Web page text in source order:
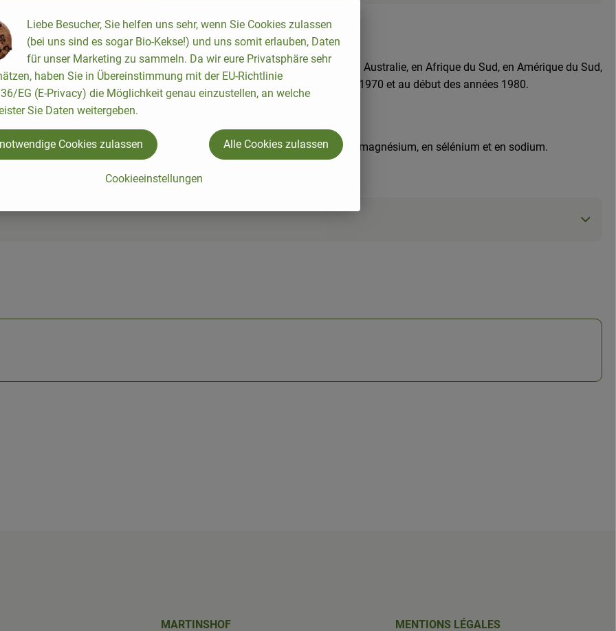
recette appropriée n'a été trouvée.
qu'il est le plus cultivé. Aujourd'hui, ils sont également cultivés en Australie, en Afrique du Sud, en Amérique du Sud,
kiwis étaient considérés comme un fruit à la mode à la fin des années 1970 et au début des années 1980.
et plus sucré.
calcium, en potassium, en phosphore, en zinc, en fer, en manganèse, en magnésium, en sélénium et en sodium.
plus sucré et encore plus juteux.
MARTINSHOF MENTIONS LÉGALES
Liebe Besucher, Sie helfen uns sehr, wenn Sie Cookies zulassen
(bei uns sind es sogar Bio-Kekse!) und uns somit erlauben, Daten
für unser Marketing zu sammeln. Da wir eure Privatsphäre sehr
haben Sie in Übereinstimmung mit der EU-Richtlinie
EG (E-Privacy) die Möglichkeit genau einzustellen, an welche
Sie Daten weitergeben.
Cookieeinstellungen
Cookies zulassen Alle Cookies zulassen